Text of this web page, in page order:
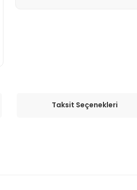
Taksit Seçenekleri